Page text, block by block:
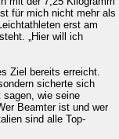
für mich nicht mehr als
erst am
„Hier will ich
Ziel bereits erreicht.
sicherte sich
wie seine
Beamter ist und wer
sind alle Top-